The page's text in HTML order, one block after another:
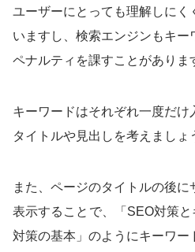
ユーザーにとっても理解しにく
いますし、検索エンジンもキ
ペナルティを課すことがありま
キーワードはそれぞれ一度だ
タイトルや見出しを考えましょ
また、ページのタイトルの後
表示することで、「SEO対策
対策の基本」のようにキーワー